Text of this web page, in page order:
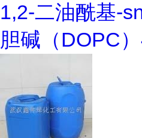
1,2-二油酰基-
胆碱（DOPC